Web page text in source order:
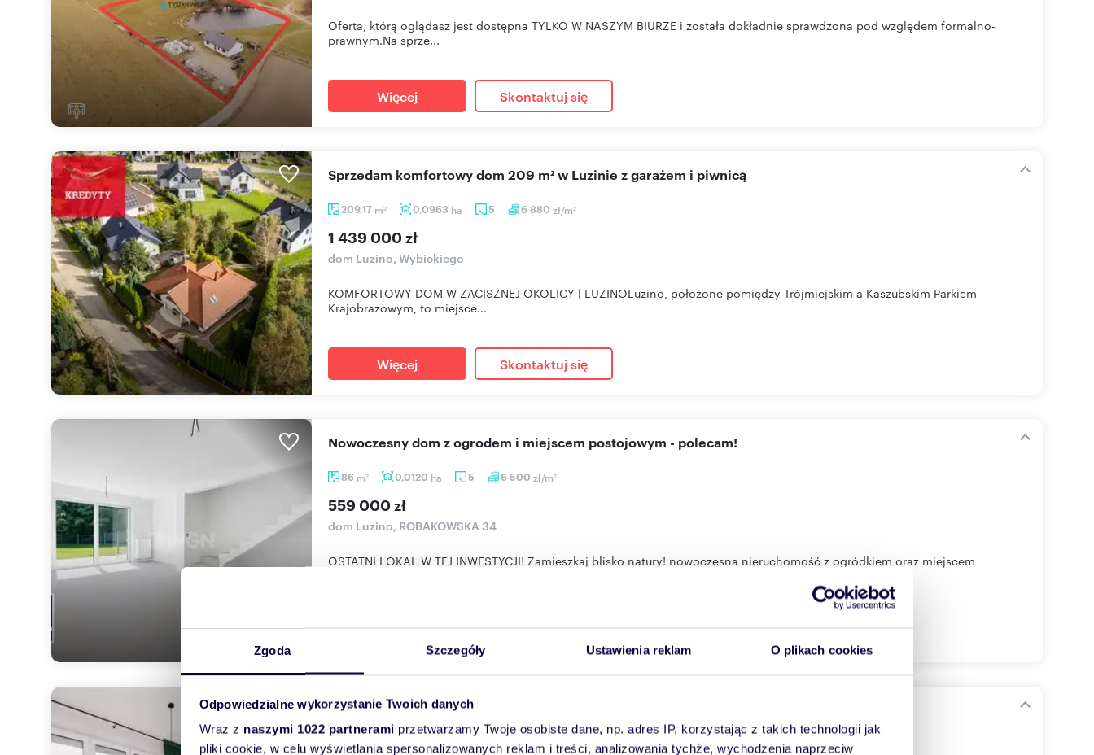
Zgoda Szczegóły Ustawienia reklam O plikach cookies
Odpowiedzialne wykorzystanie Twoich danych
Wraz z naszymi 1022 partnerami przetwarzamy Twoje osobiste dane, np. adres IP, korzystając z takich technologii jak
pliki cookie, w celu wyświetlania spersonalizowanych reklam i treści, analizowania tychże, wychodzenia naprzeciw
Oferta, którą oglądasz jest dostępna TYLKO W NASZYM BIURZE i została dokładnie sprawdzona pod względem formalno-
prawnym.Na sprze...
Więcej Skontaktuj się
209,17 m2 0,0963 ha 5 6 880 zł/m2
Sprzedam komfortowy dom 209 m² w Luzinie z garażem i piwnicą
1 439 000 zł
dom Luzino, Wybickiego
KOMFORTOWY DOM W ZACISZNEJ OKOLICY | LUZINOLuzino, położone pomiędzy Trójmiejskim a Kaszubskim Parkiem
Krajobrazowym, to miejsce...
Więcej Skontaktuj się
86 m2 0,0120 ha 5 6 500 zł/m2
Nowoczesny dom z ogrodem i miejscem postojowym - polecam!
559 000 zł
dom Luzino, ROBAKOWSKA 34
OSTATNI LOKAL W TEJ INWESTYCJI! Zamieszkaj blisko natury! nowoczesna nieruchomość z ogródkiem oraz miejscem
157m 0,0586ha 7 7 006zł/m2
dom na sprzedaż 157m2